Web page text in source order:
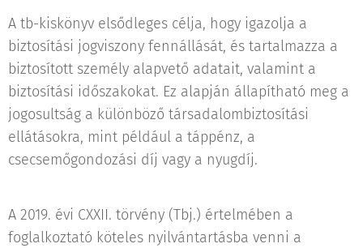
A tb-kiskönyv elsődleges célja, hogy igazolja a
biztosítási jogviszony fennállását, és tartalmazza a
biztosított személy alapvető adatait, valamint a
biztosítási időszakokat. Ez alapján állapítható meg a
jogosultság a különböző társadalombiztosítási
ellátásokra, mint például a táppénz, a
csecsemőgondozási díj vagy a nyugdíj.
A 2019. évi CXXII. törvény (Tbj.) értelmében a
foglalkoztató köteles nyilvántartásba venni a